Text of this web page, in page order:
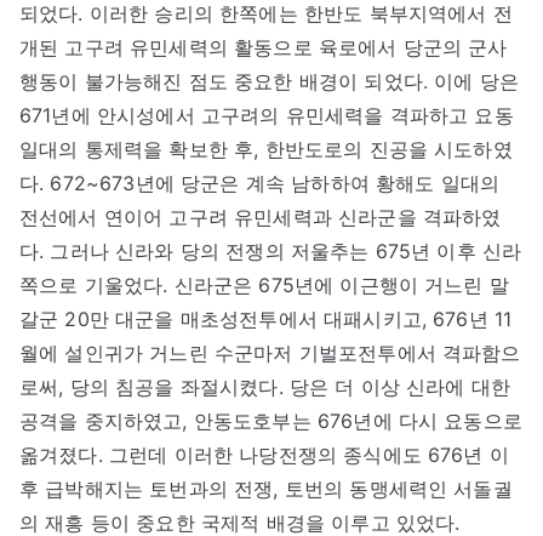
되었다. 이러한 승리의 한쪽에는 한반도 북부지역에서 전
개된 고구려 유민세력의 활동으로 육로에서 당군의 군사
행동이 불가능해진 점도 중요한 배경이 되었다. 이에 당은
671년에 안시성에서 고구려의 유민세력을 격파하고 요동
일대의 통제력을 확보한 후, 한반도로의 진공을 시도하였
다. 672~673년에 당군은 계속 남하하여 황해도 일대의
전선에서 연이어 고구려 유민세력과 신라군을 격파하였
다. 그러나 신라와 당의 전쟁의 저울추는 675년 이후 신라
쪽으로 기울었다. 신라군은 675년에 이근행이 거느린 말
갈군 20만 대군을 매초성전투에서 대패시키고, 676년 11
월에 설인귀가 거느린 수군마저 기벌포전투에서 격파함으
로써, 당의 침공을 좌절시켰다. 당은 더 이상 신라에 대한
공격을 중지하였고, 안동도호부는 676년에 다시 요동으로
옮겨졌다. 그런데 이러한 나당전쟁의 종식에도 676년 이
후 급박해지는 토번과의 전쟁, 토번의 동맹세력인 서돌궐
의 재흥 등이 중요한 국제적 배경을 이루고 있었다.